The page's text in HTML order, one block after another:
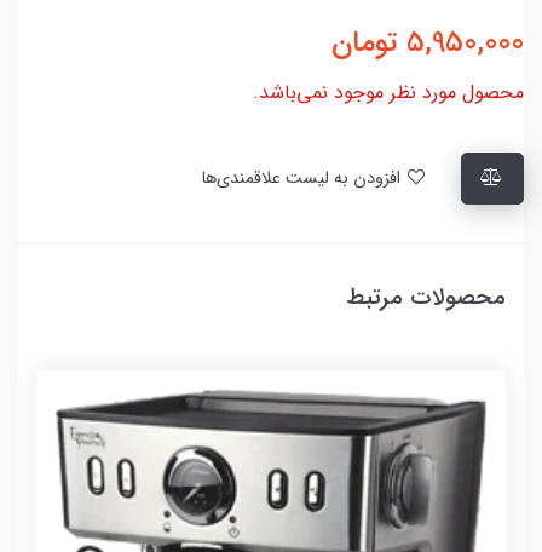
5,950,000 تومان
محصول مورد نظر موجود نمی‌باشد.
محصولات مرتبط